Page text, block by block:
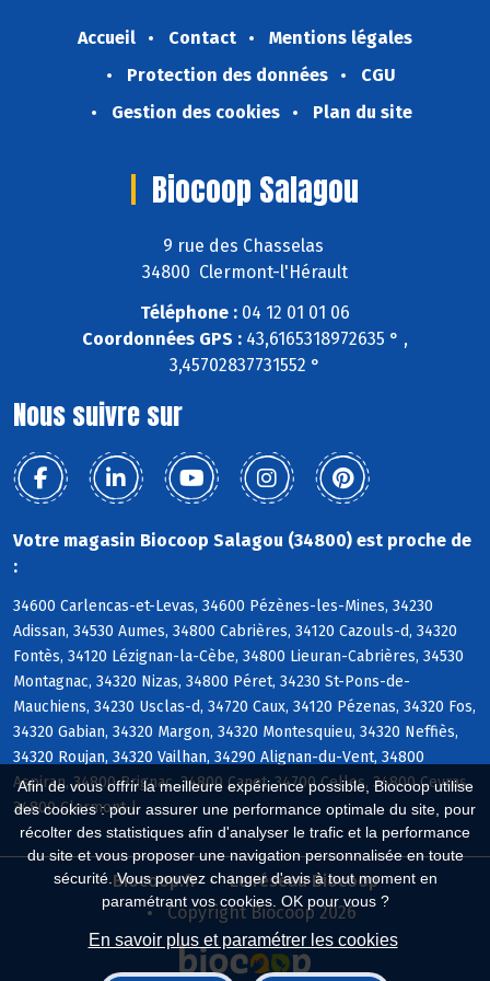
Afin de vous offrir la meilleure expérience possible, Biocoop utilise
des cookies : pour assurer une performance optimale du site, pour
récolter des statistiques afin d'analyser le trafic et la performance
du site et vous proposer une navigation personnalisée en toute
sécurité. Vous pouvez changer d'avis à tout moment en
paramétrant vos cookies. OK pour vous ?
En savoir plus et paramétrer les cookies
Accueil Contact
Mentions légales
Protection des données
CGU
Gestion des cookies
Plan du site
Biocoop Salagou
9 rue des Chasselas
34800 Clermont-l'Hérault
Téléphone : 04 12 01 01 06
Coordonnées GPS : 43,6165318972635 ° ,
3,45702837731552 °
Nous suivre sur
Votre magasin Biocoop Salagou (34800) est proche de
:
34600 Carlencas-et-Levas, 34600 Pézènes-les-Mines, 34230
Adissan, 34530 Aumes, 34800 Cabrières, 34120 Cazouls-d, 34320
Fontès, 34120 Lézignan-la-Cèbe, 34800 Lieuran-Cabrières, 34530
Montagnac, 34320 Nizas, 34800 Péret, 34230 St-Pons-de-
Mauchiens, 34230 Usclas-d, 34720 Caux, 34120 Pézenas, 34320 Fos,
34320 Gabian, 34320 Margon, 34320 Montesquieu, 34320 Neffiès,
34320 Roujan, 34320 Vailhan, 34290 Alignan-du-Vent, 34800
Aspiran, 34800 Brignac, 34800 Canet, 34700 Celles, 34800 Ceyras,
34800 Clermont-l
Biocoop.fr
Le réseau Biocoop
Copyright Biocoop 2026